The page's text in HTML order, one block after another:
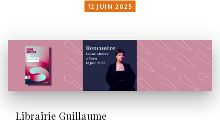
12 JUIN 2025
Librairie Guillaume